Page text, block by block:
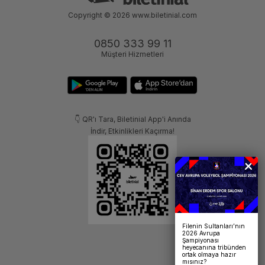
0850 333 99 11
Müşteri Hizmetleri
👇 QR'ı Tara, Biletinial App'i Anında
İndir, Etkinlikleri Kaçırma!
Copyright © 2026 www.biletinial.com
Filenin Sultanları’nın
2026 Avrupa
Şampiyonası
heyecanına tribünden
ortak olmaya hazır
mısınız?